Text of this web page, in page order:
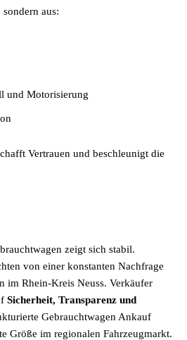
aus:
und Motorisierung
Vertrauen und beschleunigt die
zeigt sich stabil.
von einer konstanten Nachfrage
im Rhein-Kreis Neuss. Verkäufer
Sicherheit, Transparenz und
Gebrauchtwagen Ankauf
Größe im regionalen Fahrzeugmarkt.